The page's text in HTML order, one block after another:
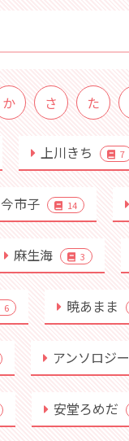
か さ た
上川きち 7
今市子 14
麻生海 3
6 暁あまま
アンソロジー
安堂ろめだ